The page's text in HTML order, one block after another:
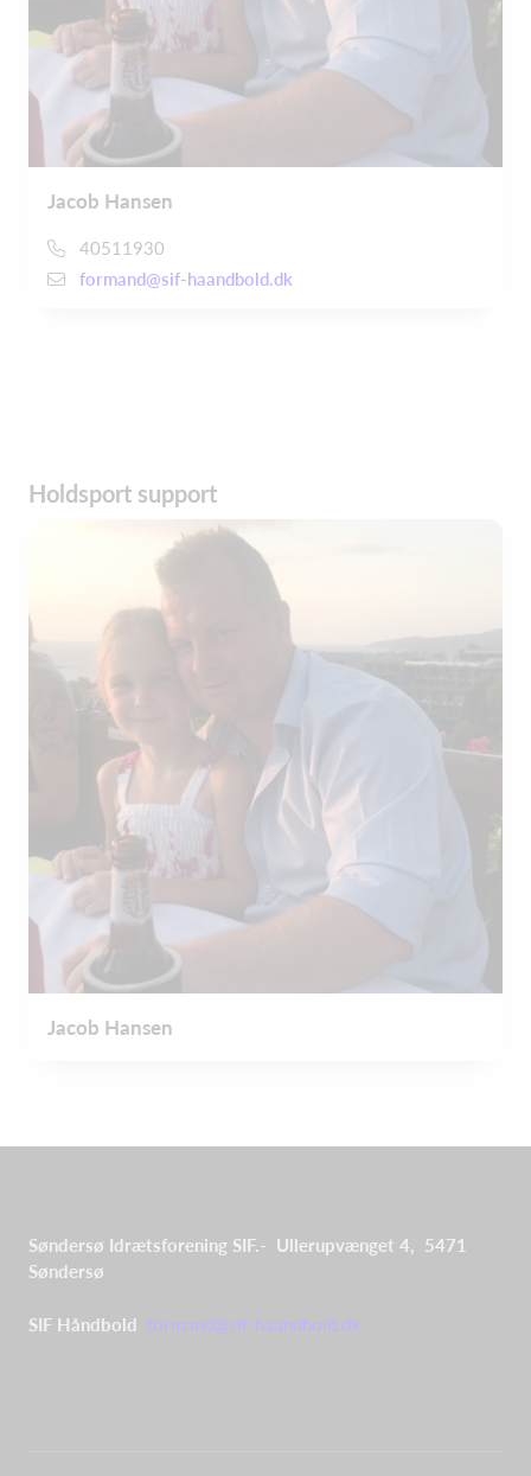
Jacob Hansen
40511930
formand@sif-haandbold.dk
Holdsport support
Jacob Hansen
Søndersø Idrætsforening SIF.- Ullerupvænget 4, 5471
Søndersø
SIF Håndbold formand@sif-haandbold.dk